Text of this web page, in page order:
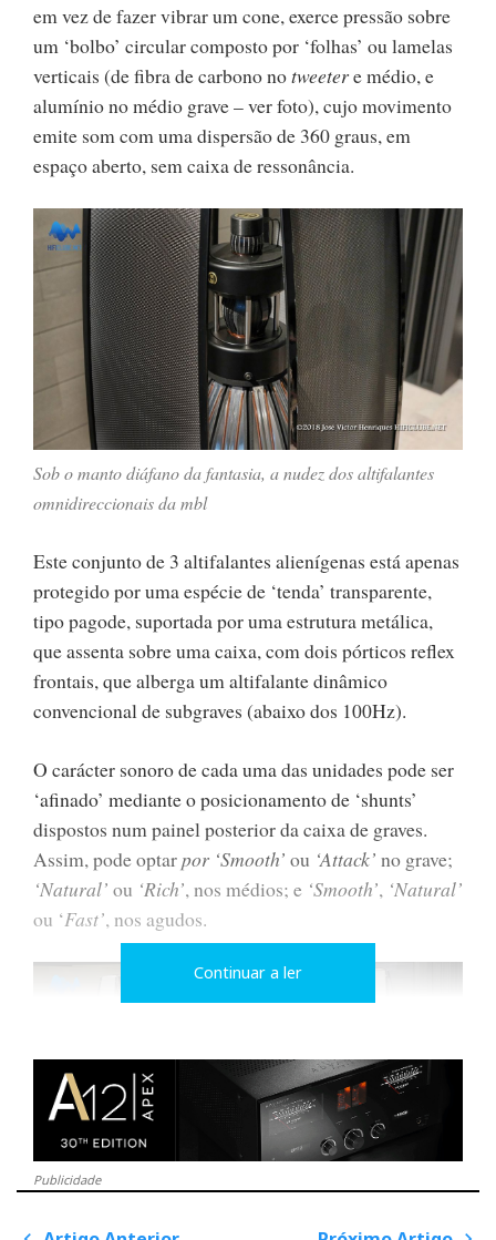
em vez de fazer vibrar um cone, exerce pressão sobre
um ‘bolbo’ circular composto por ‘folhas’ ou lamelas
verticais (de fibra de carbono notweetere médio, e
alumínio no médio grave – ver foto), cujo movimento
emite som com uma dispersão de 360 graus, em
espaço aberto, sem caixa de ressonância.
Sob o manto diáfano da fantasia, a nudez dos altifalantes
omnidireccionais da mbl
Este conjunto de 3 altifalantes alienígenas está apenas
protegido por uma espécie de ‘tenda’ transparente,
tipo pagode, suportada por uma estrutura metálica,
que assenta sobre uma caixa, com dois pórticos reflex
frontais, que alberga um altifalante dinâmico
convencional de subgraves (abaixo dos 100Hz).
O carácter sonoro de cada uma das unidades pode ser
‘afinado’ mediante o posicionamento de ‘shunts’
dispostos num painel posterior da caixa de graves.
Assim, pode optarpor ‘Smooth’ ou ‘Attack’ no grave;
‘Natural’ ou ‘Rich’, nos médios; e ‘Smooth’, ‘Natural’
ou ‘Fast’, nos agudos.
Sistema integral mbl em demonstração no auditório da
Continuar a ler
Publicidade